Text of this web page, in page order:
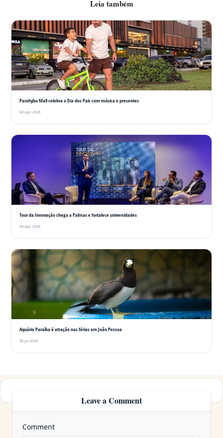
Leia também
Parahyba Mall celebra o Dia dos Pais com música e presentes
04 ago 2026
Tour da Innovação chega a Palmas e fortalece universidades
04 ago 2026
Aquário Paraíba é atração nas férias em João Pessoa
28 jul 2026
Leave a Comment
Comment